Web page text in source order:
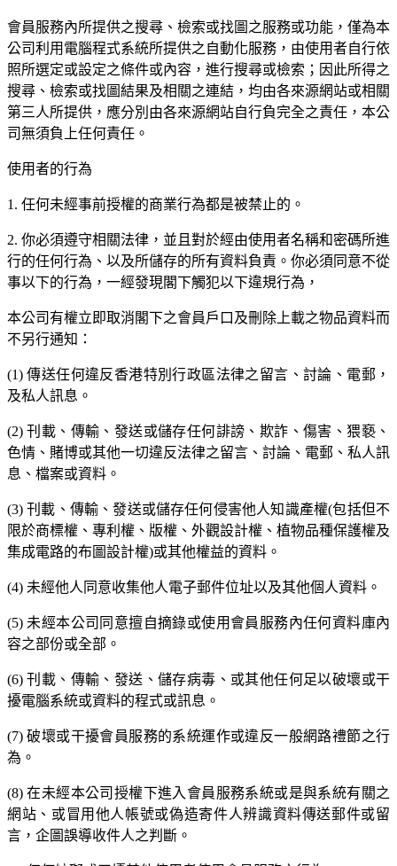
會員服務內所提供之搜尋、檢索或找圖之服務或功能，僅為本
公司利用電腦程式系統所提供之自動化服務，由使用者自行依
照所選定或設定之條件或內容，進行搜尋或檢索；因此所得之
搜尋、檢索或找圖結果及相關之連結，均由各來源網站或相關
第三人所提供，應分別由各來源網站自行負完全之責任，本公
司無須負上任何責任。
使用者的行為
1. 任何未經事前授權的商業行為都是被禁止的。
2. 你必須遵守相關法律，並且對於經由使用者名稱和密碼所進
行的任何行為、以及所儲存的所有資料負責。你必須同意不從
事以下的行為，一經發現閣下觸犯以下違規行為，
本公司有權立即取消閣下之會員戶口及刪除上載之物品資料而
不另行通知：
(1) 傳送任何違反香港特別行政區法律之留言、討論、電郵，
及私人訊息。
(2) 刊載、傳輸、發送或儲存任何誹謗、欺詐、傷害、猥褻、
色情、賭博或其他一切違反法律之留言、討論、電郵、私人訊
息、檔案或資料。
(3) 刊載、傳輸、發送或儲存任何侵害他人知識產權(包括但不
限於商標權、專利權、版權、外觀設計權、植物品種保護權及
集成電路的布圖設計權)或其他權益的資料。
(4) 未經他人同意收集他人電子郵件位址以及其他個人資料。
(5) 未經本公司同意擅自摘錄或使用會員服務內任何資料庫內
容之部份或全部。
(6) 刊載、傳輸、發送、儲存病毒、或其他任何足以破壞或干
擾電腦系統或資料的程式或訊息。
(7) 破壞或干擾會員服務的系統運作或違反一般網路禮節之行
為。
(8) 在未經本公司授權下進入會員服務系統或是與系統有關之
網站、或冒用他人帳號或偽造寄件人辨識資料傳送郵件或留
言，企圖誤導收件人之判斷。